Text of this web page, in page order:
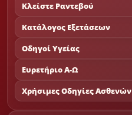
Κλείστε Ραντεβού
Κατάλογος Εξετάσεων
Οδηγοί Υγείας
Ευρετήριο Α-Ω
Χρήσιμες Οδηγίες Ασθενών